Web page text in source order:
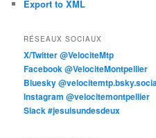
Export to XML
RÉSEAUX SOCIAUX
X/Twitter @VelociteMtp
Facebook @VelociteMontpellier
Bluesky
Instagram @velocitemontpellier
Slack #jesuisundesdeux